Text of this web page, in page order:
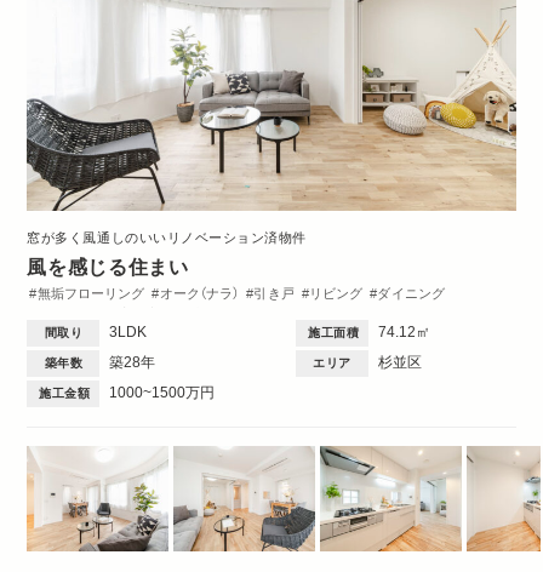
窓が多く風通しのいいリノベーション済物件
風を感じる住まい
無垢フローリング オーク（ナラ） 引き戸 リビング
ダイニング
間取り 3LDK 施工面積 74.12㎡
築年数 築28年 エリア 杉並区
施工金額 1000~1500万円